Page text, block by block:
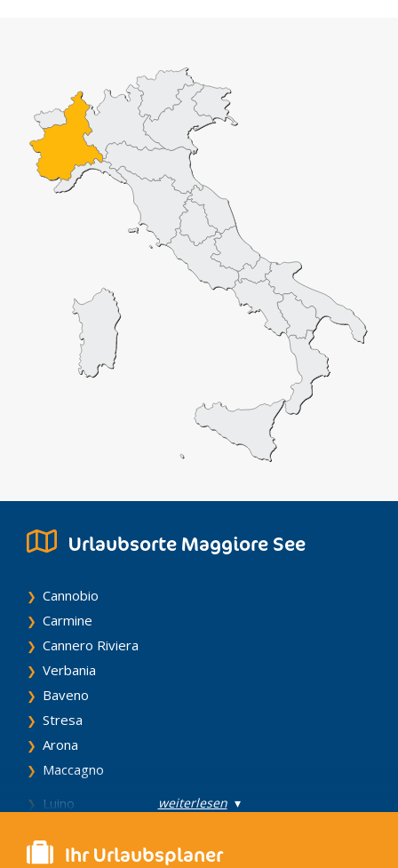
Urlaubsorte Maggiore See
Cannobio
Carmine
Cannero Riviera
Verbania
Baveno
Stresa
Arona
Maccagno
Luino
Cerro
weiterlesen▾
Ihr Urlaubsplaner